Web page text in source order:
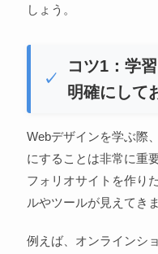
しょう。
コツ1：学
明確にして
Webデザインを学ぶ際
にすることは非常に重
フォリオサイトを作り
ルやツールが見えてきま
例えば、オンラインシ